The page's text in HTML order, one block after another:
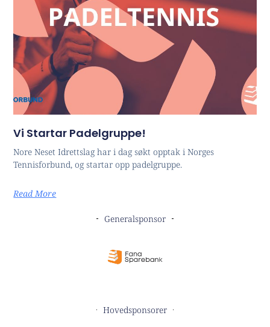
Vi Startar Padelgruppe!
Nore Neset Idrettslag har i dag søkt opptak i Norges
Tennisforbund, og startar opp padelgruppe.
Read More
Generalsponsor
Hovedsponsorer